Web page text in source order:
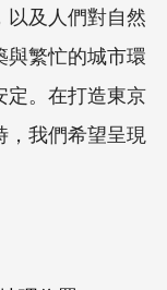
以及人們對自然
繁忙的城市環
定。在打造東京
，我們希望呈現